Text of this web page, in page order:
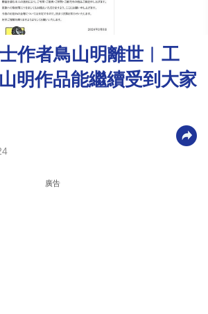
作者鳥山明離世︳工
明作品能繼續受到大家
廣告